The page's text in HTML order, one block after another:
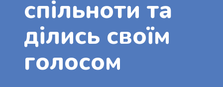
спільноти та
ділись своїм
голосом